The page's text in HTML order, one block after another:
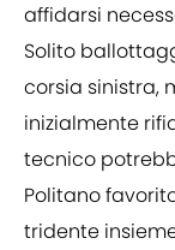
affidarsi
Solito
corsia sinistra,
inizialmente
tecnico
Politano
tridente